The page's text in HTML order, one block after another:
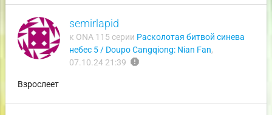
semirlapid
к ONA 115 серии Расколотая битвой синева
небес 5 / Doupo Cangqiong: Nian Fan,
07.10.24 21:39 report
Взрослеет